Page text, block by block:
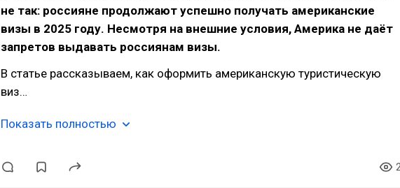
не так: россияне продолжают успешно получать американские
визы в 2025 году. Несмотря на внешние условия, Америка не даёт
запретов выдавать россиянам визы.
В статье рассказываем, как оформить американскую туристическую
виз…
Показать полностью